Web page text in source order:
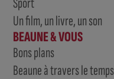
Un film, un livre, un son
BEAUNE & VOUS
Bons plans
Beaune à travers le temps